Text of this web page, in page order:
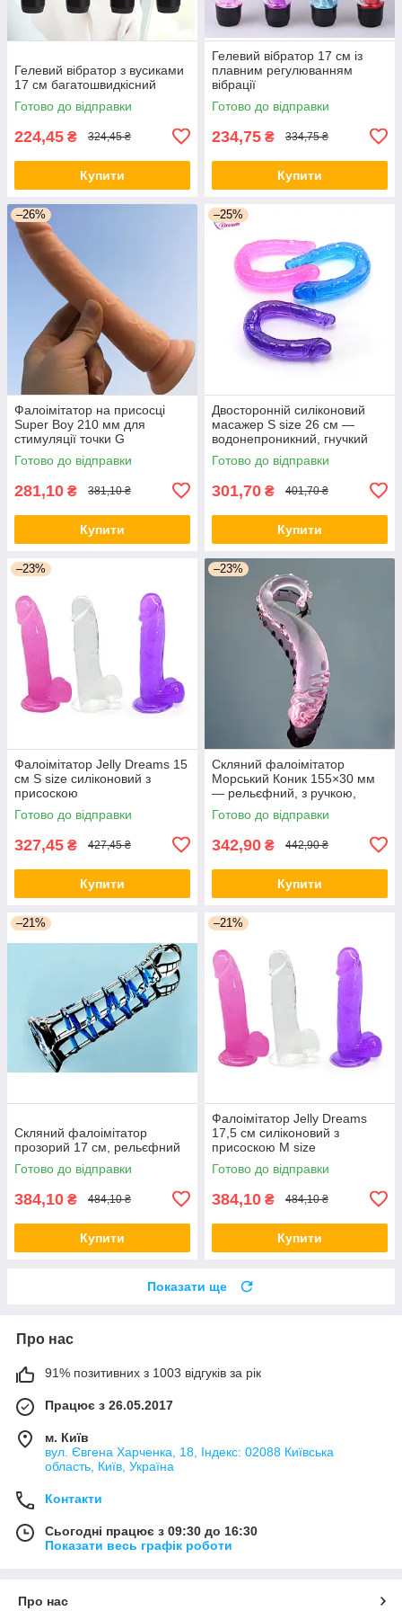
Гелевий вібратор з вусиками
17 см багатошвидкісний
Готово до відправки
224,45 ₴ 324,45 ₴
Купити
Гелевий вібратор 17 см із
плавним регулюванням
вібрації
Готово до відправки
234,75 ₴ 334,75 ₴
Купити
–26%
Фалоімітатор на присосці
Super Boy 210 мм для
стимуляції точки G
Готово до відправки
281,10 ₴ 381,10 ₴
Купити
–25%
Двосторонній силіконовий
масажер S size 26 см —
водонепроникний, гнучкий
Готово до відправки
301,70 ₴ 401,70 ₴
Купити
–23%
Фалоімітатор Jelly Dreams 15
см S size силіконовий з
присоскою
Готово до відправки
327,45 ₴ 427,45 ₴
Купити
–23%
Скляний фалоімітатор
Морський Коник 155×30 мм
— рельєфний, з ручкою,
температурний ефект
Готово до відправки
342,90 ₴ 442,90 ₴
Купити
–21%
Скляний фалоімітатор
прозорий 17 см, рельєфний
Готово до відправки
384,10 ₴ 484,10 ₴
Купити
–21%
Фалоімітатор Jelly Dreams
17,5 см силіконовий з
присоскою M size
Готово до відправки
384,10 ₴ 484,10 ₴
Купити
Показати ще
Про нас
91% позитивних з 1003 відгуків за рік
Працює з 26.05.2017
м. Київ
вул. Євгена Харченка, 18, Індекс: 02088 Київська
область, Київ, Україна
Контакти
Сьогодні працює з 09:30 до 16:30
Показати весь графік роботи
Про нас